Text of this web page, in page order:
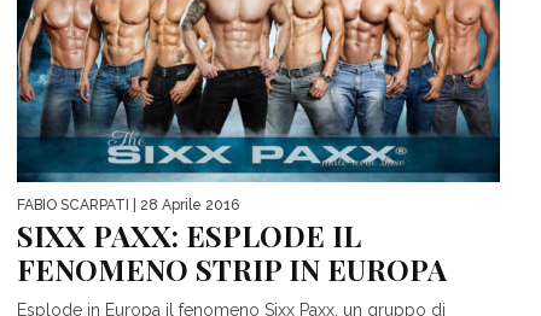
FABIO SCARPATI | 28 Aprile 2016
SIXX PAXX: ESPLODE IL
FENOMENO STRIP IN EUROPA
Esplode in Europa il fenomeno Sixx Paxx, un gruppo di